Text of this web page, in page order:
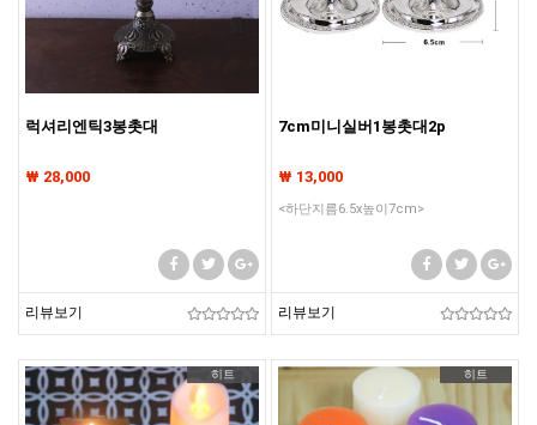
럭셔리엔틱3봉촛대
₩ 28,000
리뷰보기
7cm미니실버1봉촛대2p
₩ 13,000
<하단지름6.5x높이7cm>
리뷰보기
히트 히트